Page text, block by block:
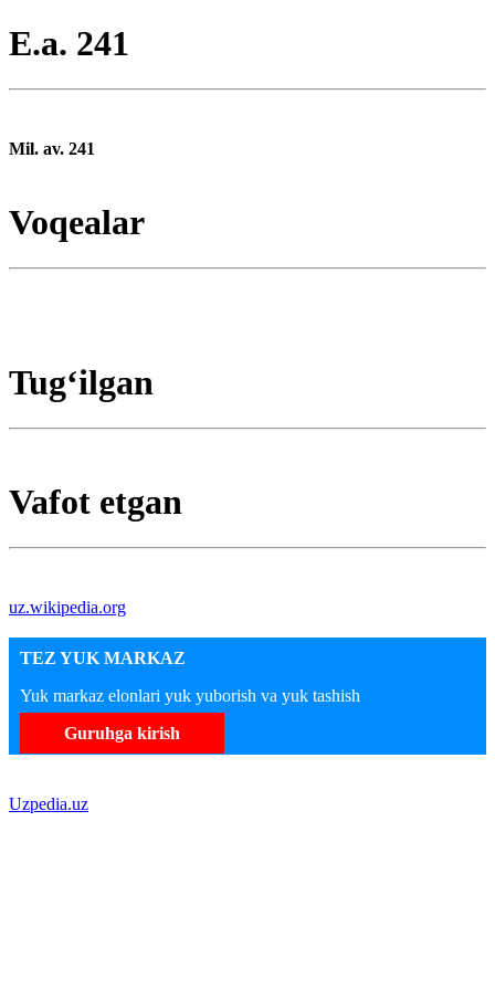
E.a. 241
Mil. av. 241
Voqealar
Tugʻilgan
Vafot etgan
uz.wikipedia.org
TEZ YUK MARKAZ
Yuk markaz elonlari yuk yuborish va yuk tashish
Guruhga kirish
Uzpedia.uz